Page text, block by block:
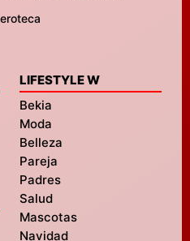
LIFESTYLE W
Bekia
Moda
Belleza
Pareja
Padres
Salud
Mascotas
Navidad